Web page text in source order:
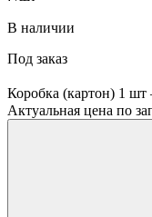
В наличии
Под заказ
Коробка (картон) 1
Актуальная цена по